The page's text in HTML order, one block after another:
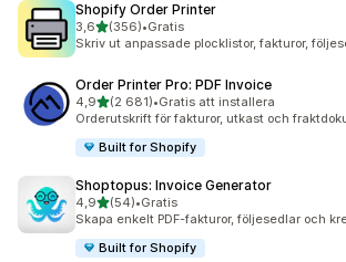
Shopify Order Printer
3,6av 5 stjärnor
(356)
356 recensioner totalt
•Gratis
Skriv ut anpassade plocklistor, fakturor,
Order Printer Pro: PDF Invoice
4,9av 5 stjärnor
(2 681)
2681 recensioner totalt
•Gratis att installera
Orderutskrift för fakturor, utkast och
Built for Shopify
Shoptopus: Invoice Generator
4,9av 5 stjärnor
(54)
54 recensioner totalt
•Gratis
Skapa enkelt PDF-fakturor, följesedlar och
Built for Shopify